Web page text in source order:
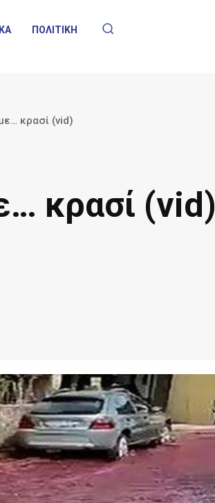
ΠΟΛΙΤΙΚΗ
κρασί (vid)
κρασί (vid)